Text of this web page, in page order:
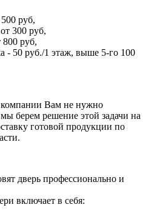
руб,
300 руб,
руб,
- 50 руб./1 этаж, выше 5-го 100
компании Вам не нужно
берем решение этой задачи на
готовой продукции по
дверь профессионально и
включает в себя: